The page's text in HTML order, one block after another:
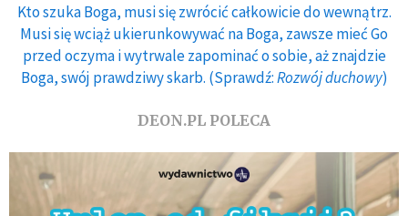
Kto szuka Boga, musi się zwrócić całkowicie do wewnątrz.
Musi się wciąż ukierunkowywać na Boga, zawsze mieć Go
przed oczyma i wytrwale zapominać o sobie, aż znajdzie
Boga, swój prawdziwy skarb. (Sprawdź:Rozwój duchowy)
DEON.PL POLECA